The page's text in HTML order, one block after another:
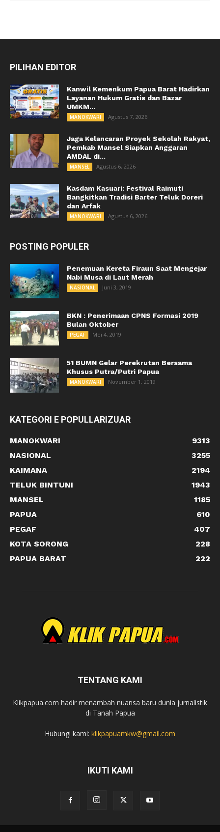
PILIHAN EDITOR
Kanwil Kemenkum Papua Barat Hadirkan
Layanan Hukum Gratis dan Bazar
UMKM...
MANOKWARI Agustus 7, 2026
Jaga Kelancaran Proyek Sekolah Rakyat,
Pemkab Mansel Siapkan Anggaran
AMDAL di...
MANSEL Agustus 6, 2026
Kasdam Kasuari: Festival Raimuti
Bangkitkan Tradisi Barter Teluk Doreri
dan Arfak
MANOKWARI Agustus 6, 2026
POSTING POPULER
Penemuan Kereta Firaun Saat Mengejar
Nabi Musa di Laut Merah
NASIONAL Juni 3, 2019
BKN : Penerimaan CPNS Formasi 2019
Bulan Oktober
PEGAF Mei 4, 2019
51 BUMN Gelar Perekrutan Bersama
Khusus Putra/Putri Papua
MANOKWARI November 1, 2019
KATEGORI E POPULLARIZUAR
MANOKWARI
9313
NASIONAL
3255
KAIMANA
2194
TELUK BINTUNI
1943
MANSEL
1185
PAPUA
610
PEGAF
407
KOTA SORONG
228
PAPUA BARAT
222
TENTANG KAMI
Klikpapua.com hadir menambah nuansa baru dunia jurnalistik
di Tanah Papua
Hubungi kami: klikpapuamkw@gmail.com
IKUTI KAMI